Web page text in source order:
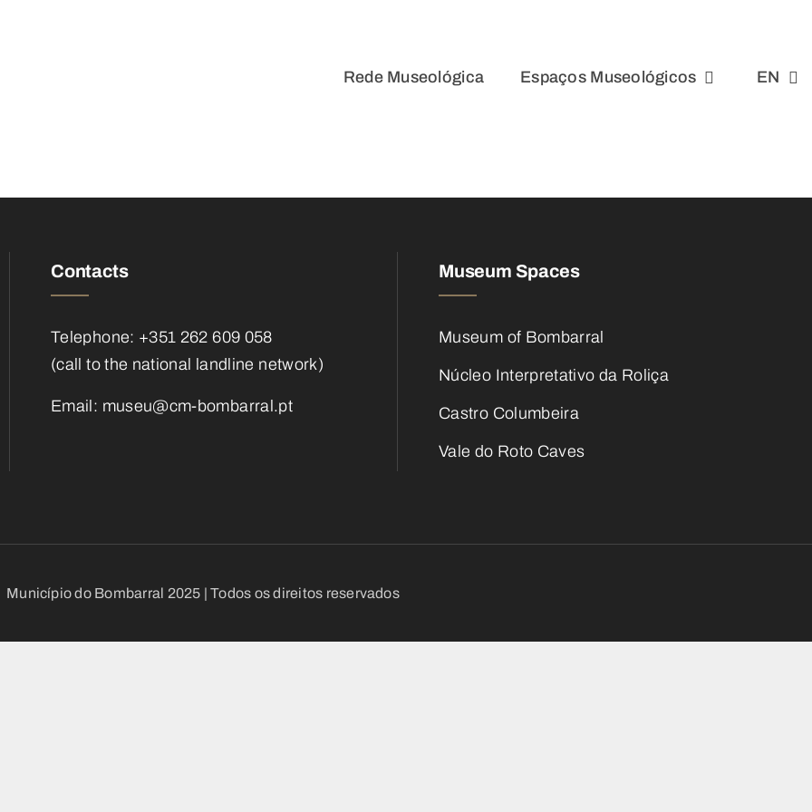
Rede Museológica Espaços Museológicos EN
Contacts
Telephone: +351 262 609 058
(call to the national landline network)
Email: museu@cm-bombarral.pt
Museum Spaces
Museum of Bombarral
Núcleo Interpretativo da Roliça
Castro Columbeira
Vale do Roto Caves
Município do Bombarral 2025 | Todos os direitos reservados